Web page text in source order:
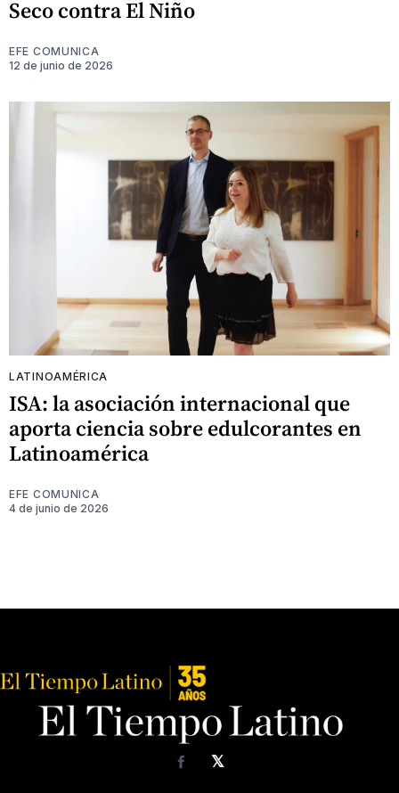
Seco contra El Niño
EFE COMUNICA
12 de junio de 2026
LATINOAMÉRICA
ISA: la asociación internacional que
aporta ciencia sobre edulcorantes en
Latinoamérica
EFE COMUNICA
4 de junio de 2026
𝕏
Facebook